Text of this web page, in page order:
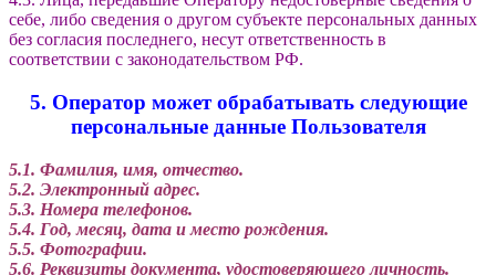
себе, либо сведения о другом субъекте персональных данных
без согласия последнего, несут ответственность в
соответствии с законодательством РФ.
5. Оператор может обрабатывать следующие
персональные данные Пользователя
5.1. Фамилия, имя, отчество.
5.2. Электронный адрес.
5.3. Номера телефонов.
5.4. Год, месяц, дата и место рождения.
5.5. Фотографии.
5.6. Реквизиты документа, удостоверяющего личность.